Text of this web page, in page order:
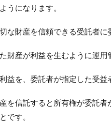
うになります。
な財産を信頼できる受託者に
財産が利益を生むように運用
益を、委託者が指定した受益
を信託すると所有権が委託
です。